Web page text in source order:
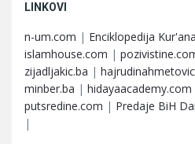
LINKOVI
n-um.com | Enciklopedija Kur'ana
islamhouse.com |
zijadljakic.ba |
minber.ba | hidayaacademy.com
putsredine.com | Predaje BiH
|